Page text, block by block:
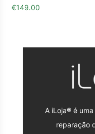
€149.00
A iLoja® é
reparação